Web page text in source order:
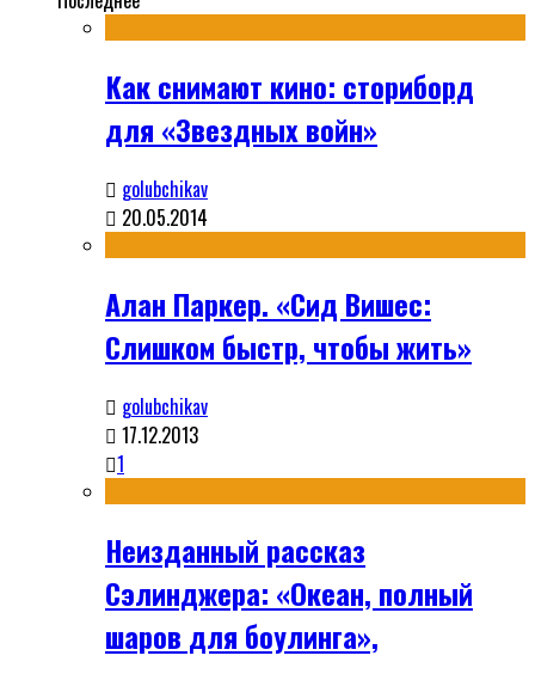
Как снимают кино: сториборд
для «Звездных войн»
golubchikav
20.05.2014
Алан Паркер. «Сид Вишес:
Слишком быстр, чтобы жить»
golubchikav
17.12.2013
1
Неизданный рассказ
Сэлинджера: «Океан, полный
шаров для боулинга»,